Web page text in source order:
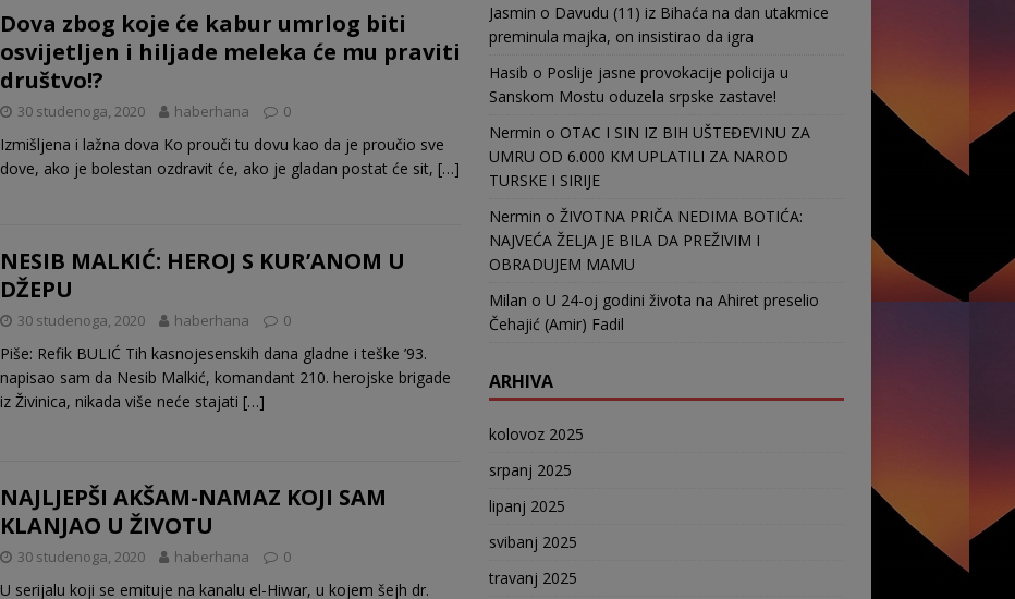
Dova zbog koje će kabur umrlog biti
osvijetljen i hiljade meleka će mu praviti
društvo!?
30 studenoga, 2020 haberhana 0
Izmišljena i lažna dova Ko prouči tu dovu kao da je proučio sve
dove, ako je bolestan ozdravit će, ako je gladan postat će sit, […]
NESIB MALKIĆ: HEROJ S KUR’ANOM U
DŽEPU
30 studenoga, 2020 haberhana 0
Piše: Refik BULIĆ Tih kasnojesenskih dana gladne i teške ’93.
napisao sam da Nesib Malkić, komandant 210. herojske brigade
iz Živinica, nikada više neće stajati […]
NAJLJEPŠI AKŠAM-NAMAZ KOJI SAM
KLANJAO U ŽIVOTU
30 studenoga, 2020 haberhana 0
U serijalu koji se emituje na kanalu el-Hiwar, u kojem šejh dr.
Jasmin o Davudu (11) iz Bihaća na dan utakmice
preminula majka, on insistirao da igra
Hasib o Poslije jasne provokacije policija u
Sanskom Mostu oduzela srpske zastave!
Nermin o OTAC I SIN IZ BIH UŠTEĐEVINU ZA
UMRU OD 6.000 KM UPLATILI ZA NAROD
TURSKE I SIRIJE
Nermin o ŽIVOTNA PRIČA NEDIMA BOTIĆA:
NAJVEĆA ŽELJA JE BILA DA PREŽIVIM I
OBRADUJEM MAMU
Milan o U 24-oj godini života na Ahiret preselio
Čehajić (Amir) Fadil
ARHIVA
kolovoz 2025
srpanj 2025
lipanj 2025
svibanj 2025
travanj 2025